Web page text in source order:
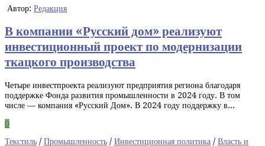
Автор: Редакция
В компании «Русский дом» реализуют
инвестиционный проект по модернизации
ткацкого производства
Четыре инвестпроекта реализуют предприятия региона благодаря
поддержке Фонда развития промышленности в 2024 году. В том
числе — компания «Русский Дом». В 2024 году поддержку в...
0
Текстиль / Промышленность / Инвестиционная политика / Власть и